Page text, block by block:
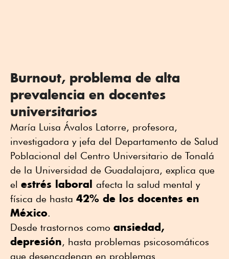
Burnout, problema de alta
prevalencia en docentes
universitarios
María Luisa Ávalos Latorre, profesora,
investigadora y jefa del Departamento de Salud
Poblacional del Centro Universitario de Tonalá
de la Universidad de Guadalajara, explica que
el estrés laboral afecta la salud mental y
física de hasta 42% de los docentes en
México.
Desde trastornos como ansiedad,
depresión, hasta problemas psicosomáticos
que desencadenan en problemas